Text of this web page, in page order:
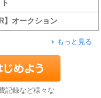
】オークション
もっと見る
記録など様々な